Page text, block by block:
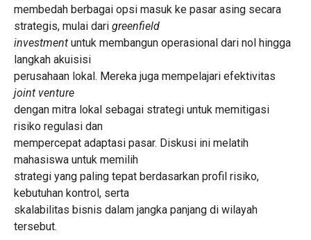
membedah berbagai opsi masuk ke pasar asing secara
strategis, mulai dari greenfield
investment untuk membangun operasional dari nol hingga
langkah akuisisi
perusahaan lokal. Mereka juga mempelajari efektivitas
joint venture
dengan mitra lokal sebagai strategi untuk memitigasi
risiko regulasi dan
mempercepat adaptasi pasar. Diskusi ini melatih
mahasiswa untuk memilih
strategi yang paling tepat berdasarkan profil risiko,
kebutuhan kontrol, serta
skalabilitas bisnis dalam jangka panjang di wilayah
tersebut.